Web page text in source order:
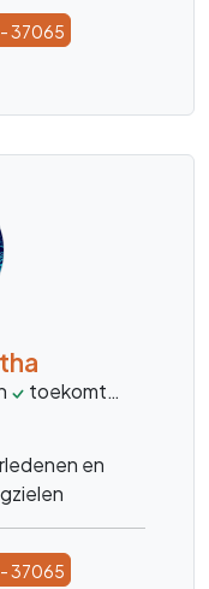
37065
toekomt
en
37065